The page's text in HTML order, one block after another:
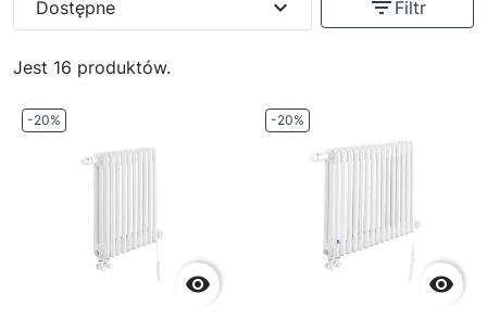
Jest 16 produktów.
Dostępne expand_more filter_list Filtr
-20%

-20%
